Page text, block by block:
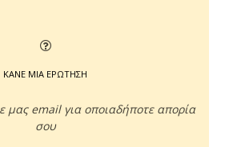
ΚΑΝΕ ΜΙΑ ΕΡΩΤΗΣΗ
μας email για οποιαδήποτε απορία
σου